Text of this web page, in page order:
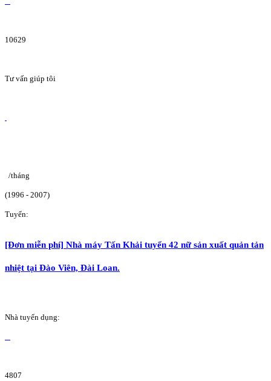
10629
Tư vấn giúp tôi
/tháng
(1996 - 2007)
Tuyển:
[Đơn miễn phí] Nhà máy Tấn Khải tuyển 42 nữ sản xuất quản tản
nhiệt tại Đào Viên, Đài Loan.
Nhà tuyển dụng:
4807